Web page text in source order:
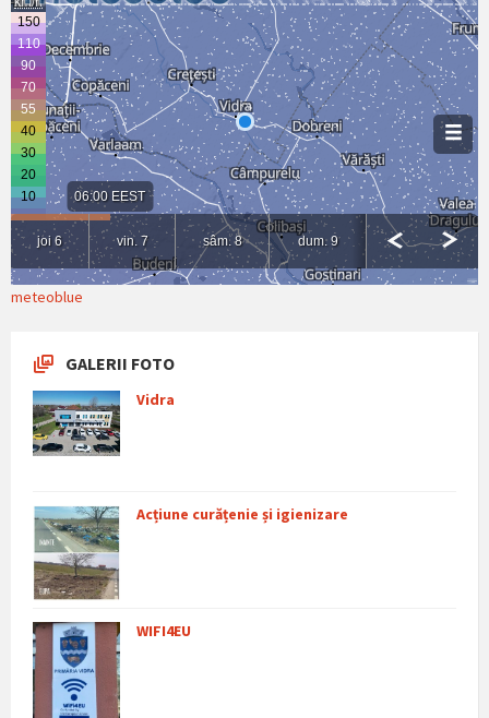
meteoblue
GALERII FOTO
Vidra
Acțiune curățenie și igienizare
WIFI4EU